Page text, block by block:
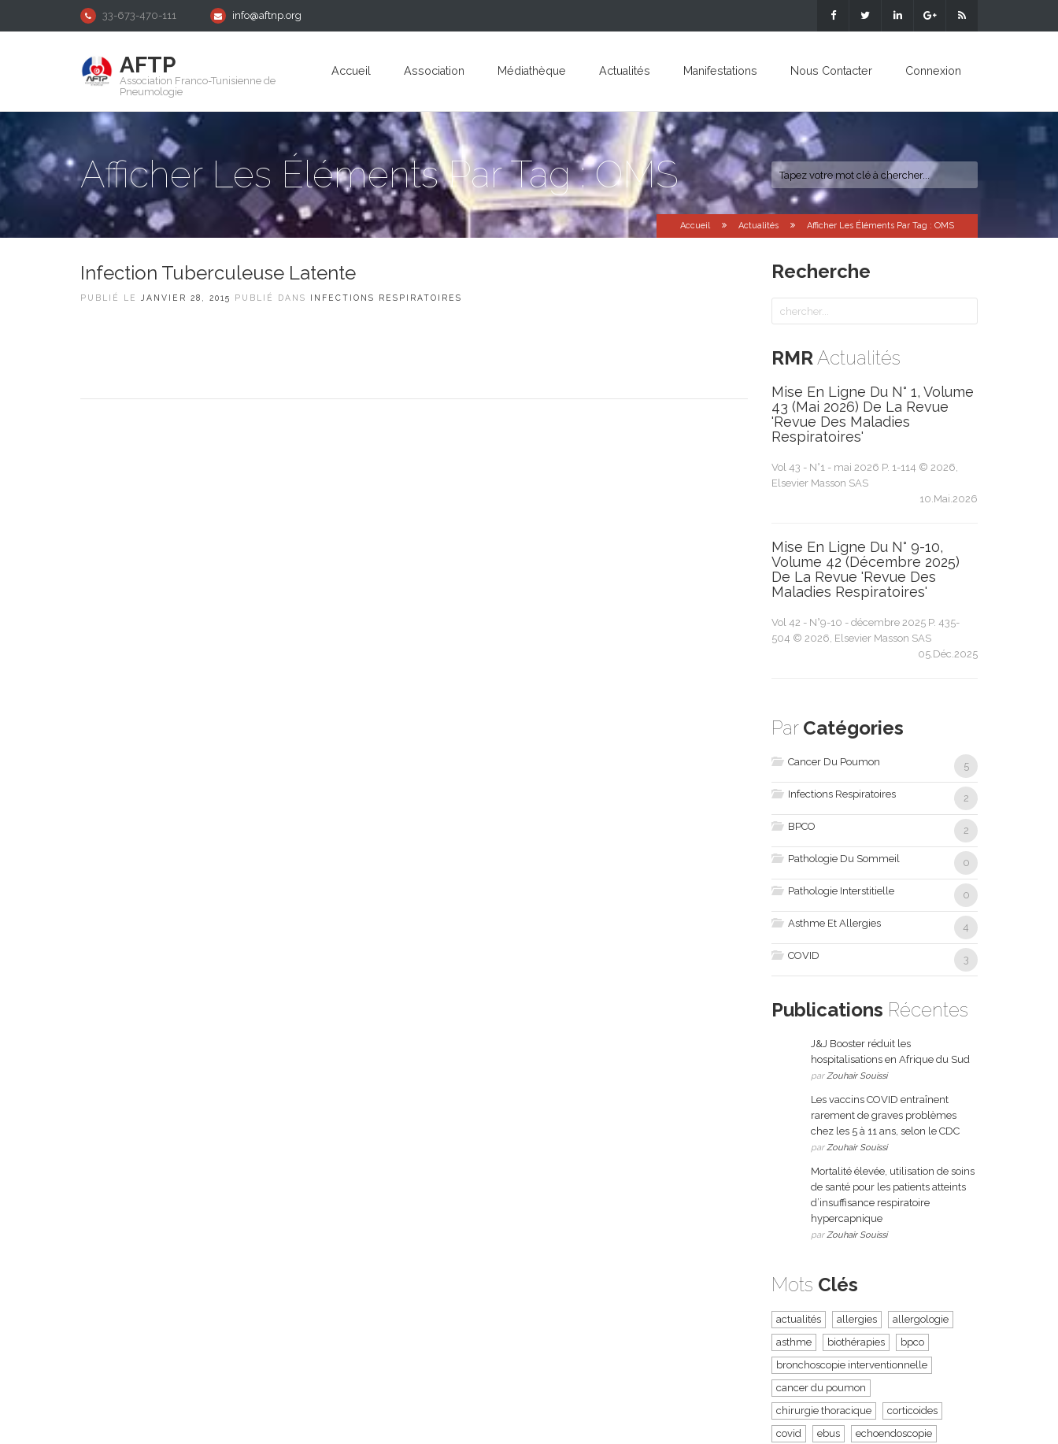
33-673-470-111 info@aftnp.org
AFTP
Association Franco-Tunisienne de
Pneumologie
Accueil Association Médiathèque Actualités Manifestations Nous Contacter Connexion
Afficher Les Éléments Par Tag : OMS
Accueil Actualités Afficher Les Éléments Par Tag : OMS
Infection Tuberculeuse Latente
PUBLIÉ LE JANVIER 28, 2015 PUBLIÉ DANS INFECTIONS RESPIRATOIRES
Recherche
RMRActualités
Mise En Ligne Du N° 1, Volume
43 (mai 2026) De La Revue
'Revue Des Maladies
Respiratoires'
Vol 43 - N°1 - mai 2026 P. 1-114 © 2026,
Elsevier Masson SAS
10.Mai.2026
Mise En Ligne Du N° 9-10,
Volume 42 (décembre 2025)
De La Revue 'Revue Des
Maladies Respiratoires'
Vol 42 - N°9-10 - décembre 2025 P. 435-
504 © 2026, Elsevier Masson SAS
05.Déc.2025
Par Catégories
Cancer Du Poumon 5
Infections Respiratoires 2
BPCO 2
Pathologie Du Sommeil 0
Pathologie Interstitielle 0
Asthme Et Allergies 4
COVID 3
Publications Récentes
J&J Booster réduit les
hospitalisations en Afrique du Sud
parZouhair Souissi
Les vaccins COVID entraînent
rarement de graves problèmes
chez les 5 à 11 ans, selon le CDC
parZouhair Souissi
Mortalité élevée, utilisation de soins
de santé pour les patients atteints
d’insuffisance respiratoire
hypercapnique
parZouhair Souissi
Mots Clés
actualités allergies
allergologie
asthme
biothérapies
bpco
bronchoscopie interventionnelle
cancer du poumon
chirurgie thoracique
corticoides
covid
ebus
echoendoscopie